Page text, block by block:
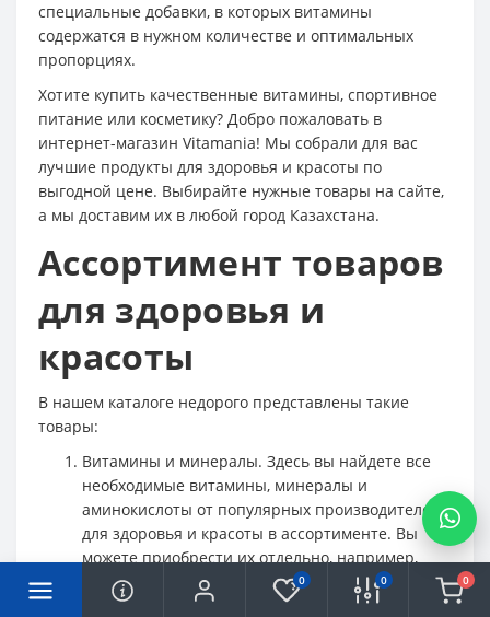
0 0 0
специальные добавки, в которых витамины
содержатся в нужном количестве и оптимальных
пропорциях.
Хотите купить качественные витамины, спортивное
питание или косметику? Добро пожаловать в
интернет-магазин Vitamania! Мы собрали для вас
лучшие продукты для здоровья и красоты по
выгодной цене. Выбирайте нужные товары на сайте,
а мы доставим их в любой город Казахстана.
Ассортимент товаров
для здоровья и
красоты
В нашем каталоге недорого представлены такие
товары:
Витамины и минералы. Здесь вы найдете все
необходимые витамины, минералы и
аминокислоты от популярных производителей
для здоровья и красоты в ассортименте. Вы
можете приобрести их отдельно, например,
баночку с Омега-3, или заказать комплекс
витаминов.